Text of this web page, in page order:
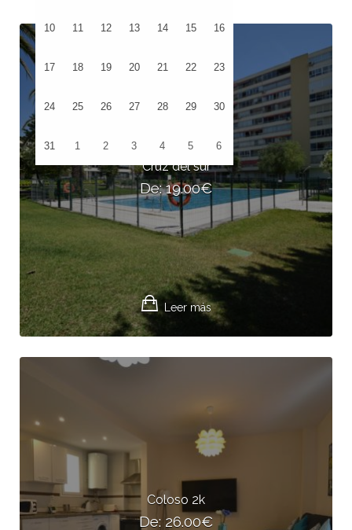
10 11 12 13 14 15 16
17 18 19 20 21 22 23
24 25 26 27 28 29 30
31 1 2 3 4 5 6
Cruz del sur
De:19.00€
Leer más
Coloso 2k
De: 26.00€